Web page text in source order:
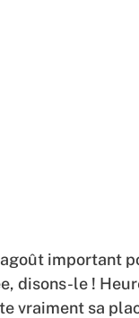
important
disons-le !
vraiment sa